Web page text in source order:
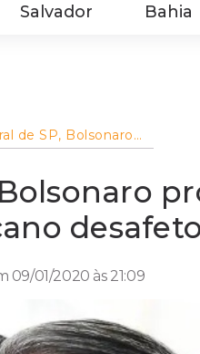
Salvador Bahia
de SP, Bolsonaro
dobradinha com
09/01/2020 às 21:09